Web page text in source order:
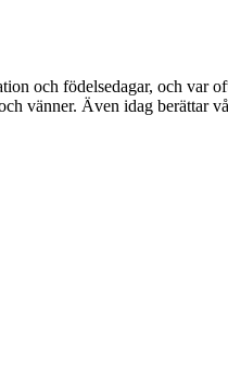
och födelsedagar, och var
vänner. Även idag berättar